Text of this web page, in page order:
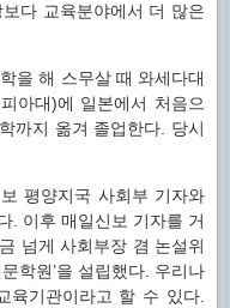
다 교육분야에서 더 많은
을 해 스무살 때 와세다대
아대)에 일본에서 처음으
까지 옮겨 졸업한다. 당시
평양지국 사회부 기자와
. 이후 매일신보 기자를 거
넘게 사회부장 겸 논설위
학원’을 설립했다. 우리나
육기관이라고 할 수 있다.